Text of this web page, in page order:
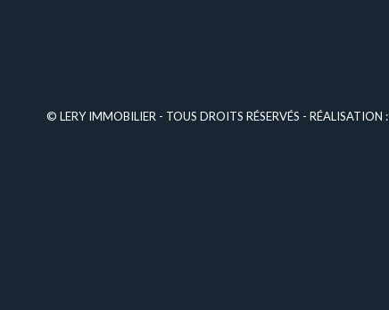
© LERY IMMOBILIER - TOUS DROITS RÉSERVÉS - RÉALISATION :